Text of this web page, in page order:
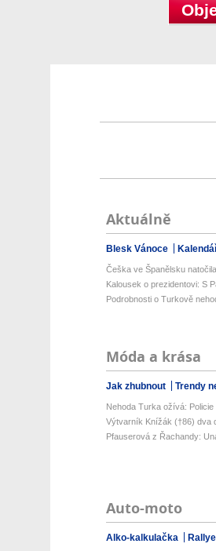
Aktuálně
Blesk Vánoce
Češka ve Španělsku
Kalousek o prezidentovi: S
Podrobnosti o Turkově
Móda a krása
Jak zhubnout Trendy
Nehoda Turka ožívá:
Výtvarník Knížák (†86) dva
Pfauserová z Řachandy:
Auto-moto
Alko-kalkulačka